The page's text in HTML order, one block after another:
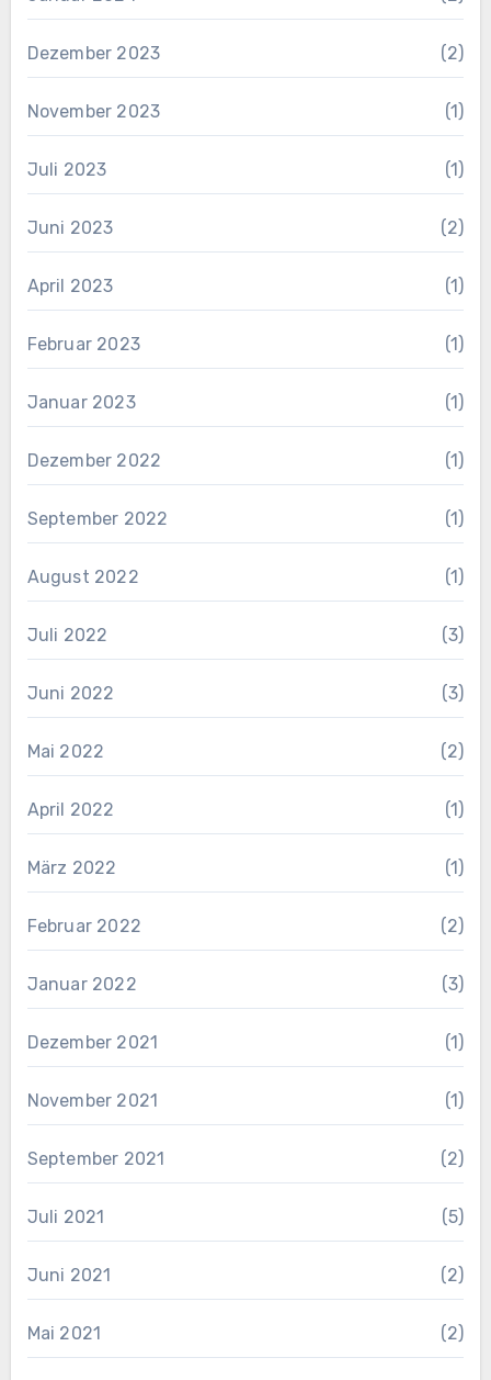
Dezember 2023 (2)
November 2023 (1)
Juli 2023 (1)
Juni 2023 (2)
April 2023 (1)
Februar 2023 (1)
Januar 2023 (1)
Dezember 2022 (1)
September 2022 (1)
August 2022 (1)
Juli 2022 (3)
Juni 2022 (3)
Mai 2022 (2)
April 2022 (1)
März 2022 (1)
Februar 2022 (2)
Januar 2022 (3)
Dezember 2021 (1)
November 2021 (1)
September 2021 (2)
Juli 2021 (5)
Juni 2021 (2)
Mai 2021 (2)